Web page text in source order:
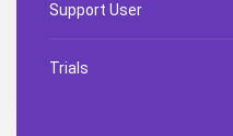
Support User
Trials